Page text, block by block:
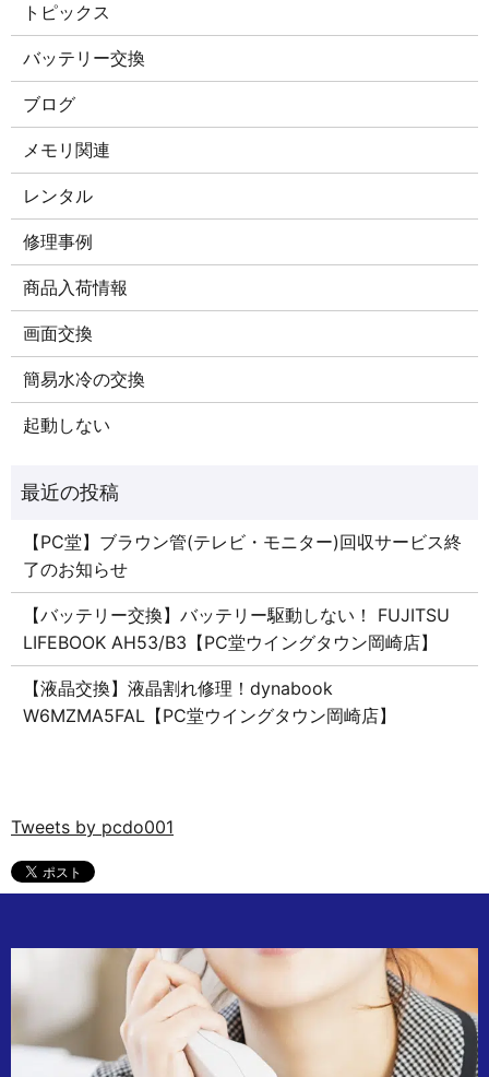
トピックス
バッテリー交換
ブログ
メモリ関連
レンタル
修理事例
商品入荷情報
画面交換
簡易水冷の交換
起動しない
【PC堂】ブラウン管(テレビ・モニター)回収サービス終
了のお知らせ
【バッテリー交換】バッテリー駆動しない！ FUJITSU
LIFEBOOK AH53/B3【PC堂ウイングタウン岡崎店】
【液晶交換】液晶割れ修理！dynabook
W6MZMA5FAL【PC堂ウイングタウン岡崎店】
Tweets by pcdo001